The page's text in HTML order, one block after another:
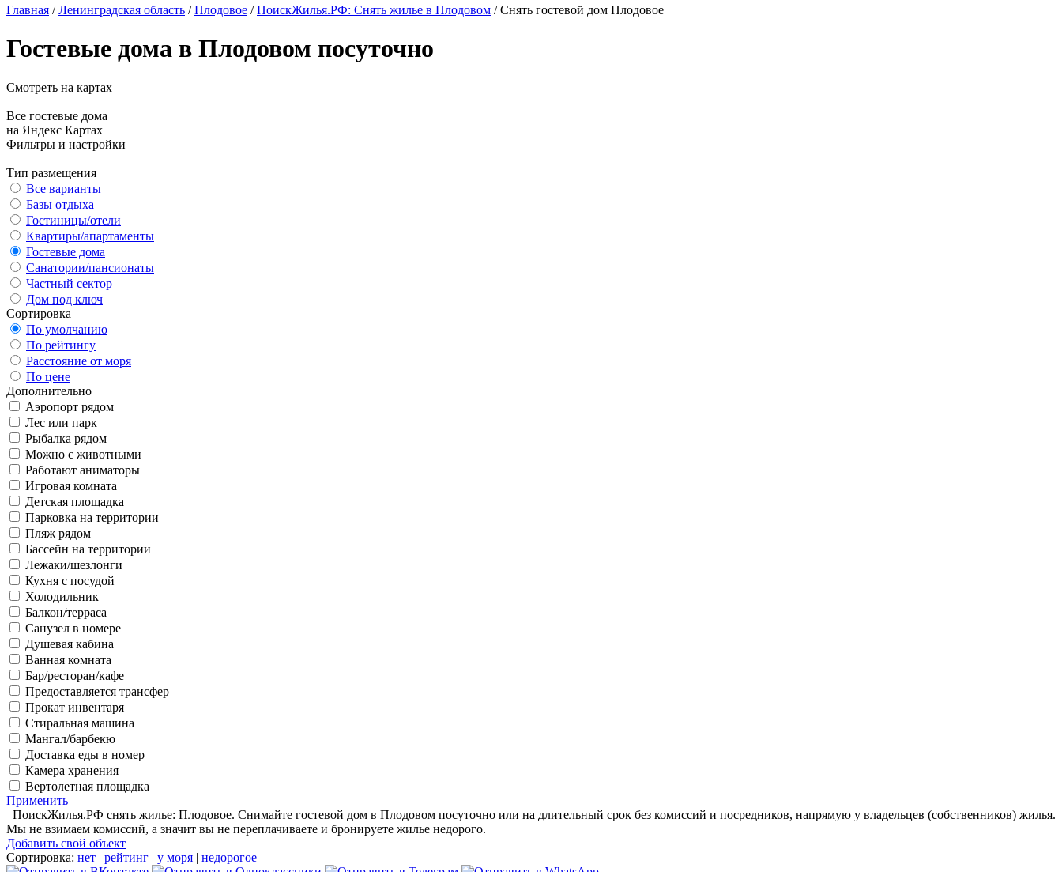
Главная /Ленинградская область /Плодовое /ПоискЖилья.РФ: Снять жилье в Плодовом / Снять гостевой дом Плодовое
Гостевые дома в Плодовом посуточно
Смотреть на картах
Все гостевые дома
на Яндекс Картах
Фильтры и настройки
Тип размещения
Все варианты
Базы отдыха
Гостиницы/отели
Квартиры/апартаменты
Гостевые дома
Санатории/пансионаты
Частный сектор
Дом под ключ
Сортировка
По умолчанию
По рейтингу
Расстояние от моря
По цене
Дополнительно
Аэропорт рядом
Лес или парк
Рыбалка рядом
Можно с животными
Работают аниматоры
Игровая комната
Детская площадка
Парковка на территории
Пляж рядом
Бассейн на территории
Лежаки/шезлонги
Кухня с посудой
Холодильник
Балкон/терраса
Санузел в номере
Душевая кабина
Ванная комната
Бар/ресторан/кафе
Предоставляется трансфер
Прокат инвентаря
Стиральная машина
Мангал/барбекю
Доставка еды в номер
Камера хранения
Вертолетная площадка
Применить
ПоискЖилья.РФ снять жилье: Плодовое. Снимайте гостевой дом в Плодовом посуточно или на длительный срок без комиссий и посредников, напрямую у владельцев (собственников) жилья.
Мы не взимаем комиссий, а значит вы не переплачиваете и бронируете жилье недорого.
Добавить свой объект
Сортировка: нет | рейтинг | у моря | недорогое